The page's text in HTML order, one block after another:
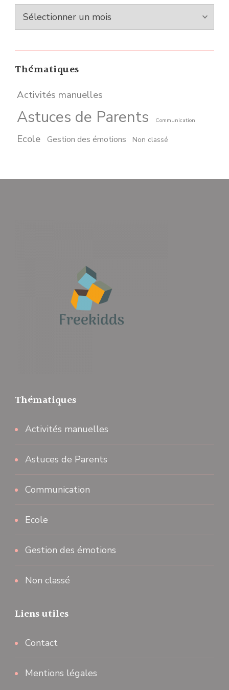
Archives
Thématiques
Activités manuelles
Astuces de Parents Communication
Ecole Gestion des émotions Non classé
Thématiques
Activités manuelles
Astuces de Parents
Communication
Ecole
Gestion des émotions
Non classé
Liens utiles
Contact
Mentions légales